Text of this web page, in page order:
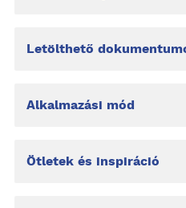
Letölthető
Alkalmazási mód
Ötletek és inspiráció